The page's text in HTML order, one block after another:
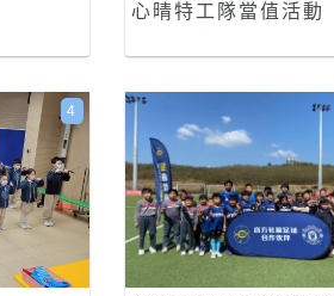
心晴特工隊當值活動
4